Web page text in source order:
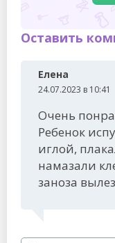
Оставить
Елена
24.07.2023 в 10:41
Очень
Ребенок
иглой,
намазали
заноза